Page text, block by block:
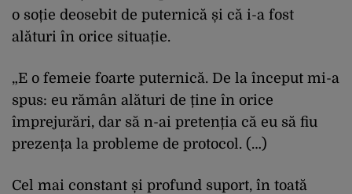
o soție deosebit de puternică și că i-a fost
alături în orice situație.
„E o femeie foarte puternică. De la început mi-a
spus: eu rămân alături de ține în orice
împrejurări, dar să n-ai pretenția că eu să fiu
prezența la probleme de protocol. (…)
Cel mai constant și profund suport, în toată